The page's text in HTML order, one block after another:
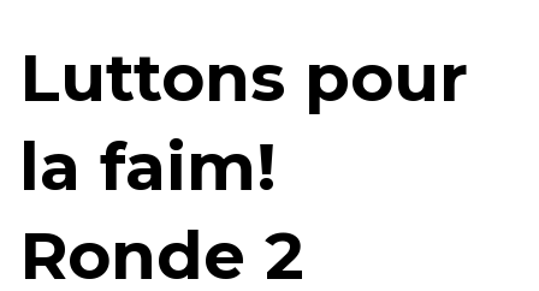
Luttons pour
la faim!
Ronde 2